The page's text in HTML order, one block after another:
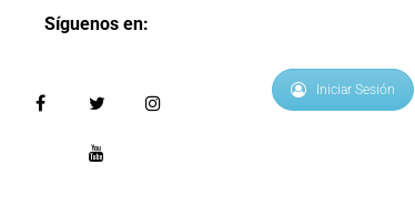
Síguenos en:
Iniciar Sesión